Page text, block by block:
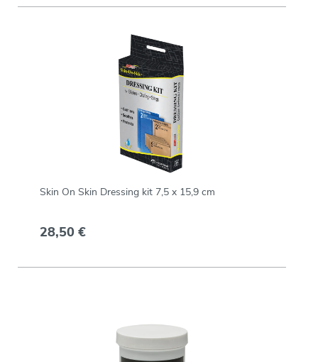
Skin On Skin Dressing kit 7,5 x 15,9 cm
28,50 €